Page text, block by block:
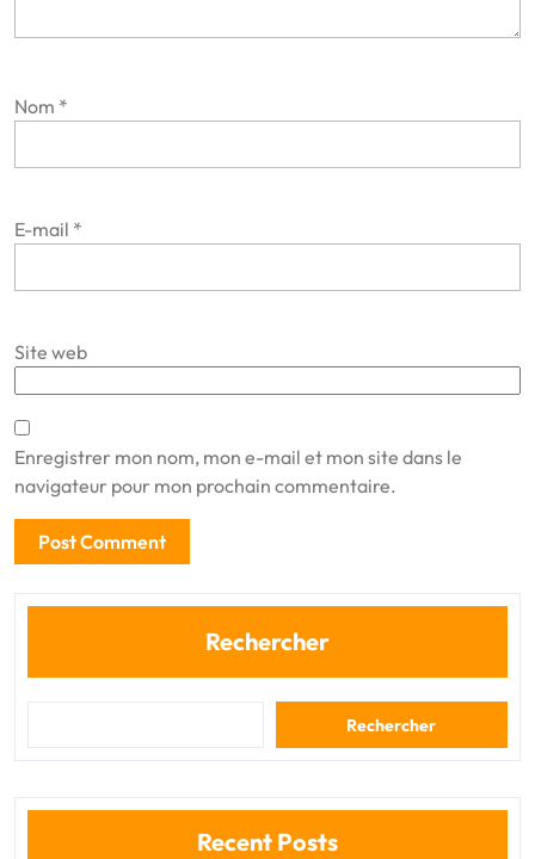
Nom *
E-mail *
Site web
Enregistrer mon nom, mon e-mail et mon site dans le
navigateur pour mon prochain commentaire.
Rechercher
Rechercher
Recent Posts